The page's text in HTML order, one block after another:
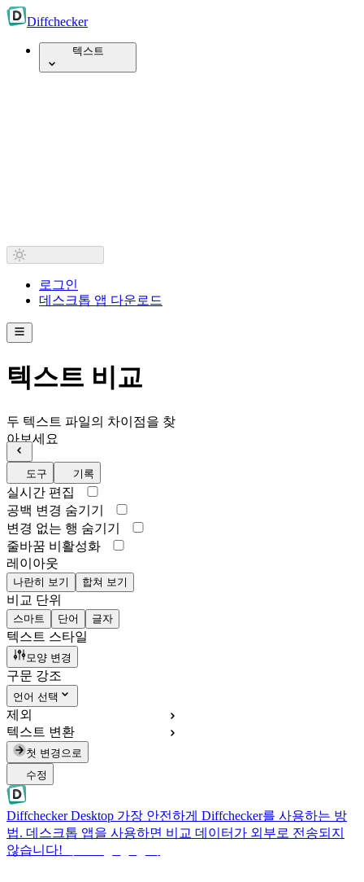
Diffchecker
텍스트
로그인
데스크톱 앱 다운로드
텍스트 비교
두 텍스트 파일의 차이점을 찾
아보세요
도구 기록
실시간 편집
공백 변경 숨기기
변경 없는 행 숨기기
줄바꿈 비활성화
레이아웃
나란히 보기 합쳐 보기
비교 단위
스마트 단어 글자
텍스트 스타일
모양 변경
구문 강조
언어 선택
제외
텍스트 변환
첫 변경으로
수정
Diffchecker Desktop 가장 안전하게 Diffchecker를 사용하는 방
법. 데스크톱 앱을 사용하면 비교 데이터가 외부로 전송되지
않습니다!